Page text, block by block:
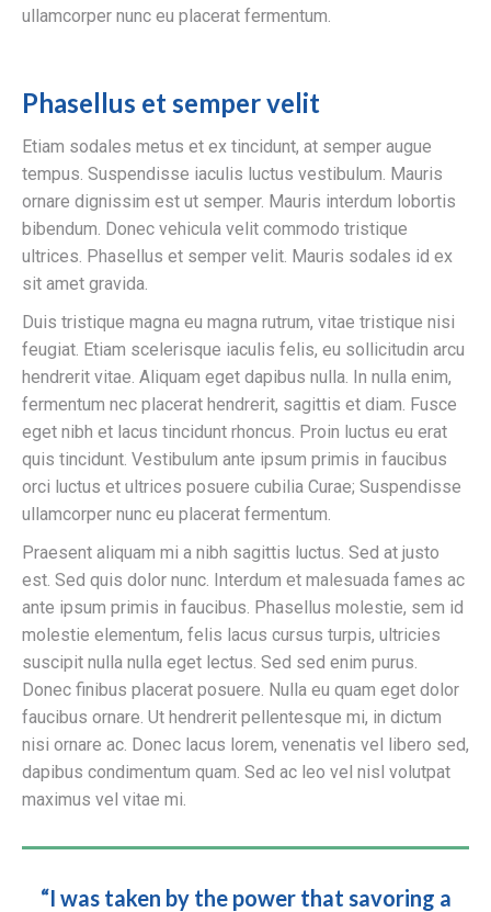
ullamcorper nunc eu placerat fermentum.
Phasellus et semper velit
Etiam sodales metus et ex tincidunt, at semper augue
tempus. Suspendisse iaculis luctus vestibulum. Mauris
ornare dignissim est ut semper. Mauris interdum lobortis
bibendum. Donec vehicula velit commodo tristique
ultrices. Phasellus et semper velit. Mauris sodales id ex
sit amet gravida.
Duis tristique magna eu magna rutrum, vitae tristique nisi
feugiat. Etiam scelerisque iaculis felis, eu sollicitudin arcu
hendrerit vitae. Aliquam eget dapibus nulla. In nulla enim,
fermentum nec placerat hendrerit, sagittis et diam. Fusce
eget nibh et lacus tincidunt rhoncus. Proin luctus eu erat
quis tincidunt. Vestibulum ante ipsum primis in faucibus
orci luctus et ultrices posuere cubilia Curae; Suspendisse
ullamcorper nunc eu placerat fermentum.
Praesent aliquam mi a nibh sagittis luctus. Sed at justo
est. Sed quis dolor nunc. Interdum et malesuada fames ac
ante ipsum primis in faucibus. Phasellus molestie, sem id
molestie elementum, felis lacus cursus turpis, ultricies
suscipit nulla nulla eget lectus. Sed sed enim purus.
Donec finibus placerat posuere. Nulla eu quam eget dolor
faucibus ornare. Ut hendrerit pellentesque mi, in dictum
nisi ornare ac. Donec lacus lorem, venenatis vel libero sed,
dapibus condimentum quam. Sed ac leo vel nisl volutpat
maximus vel vitae mi.
“I was taken by the power that savoring a